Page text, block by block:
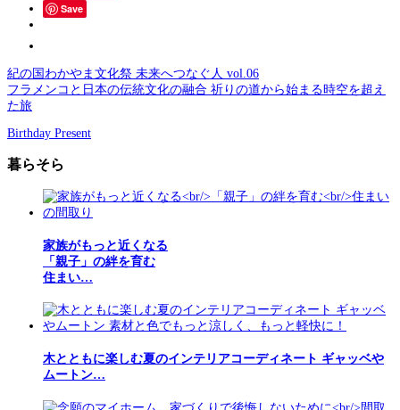
Save
紀の国わかやま文化祭 未来へつなぐ人 vol.06
フラメンコと日本の伝統文化の融合 祈りの道から始まる時空を超え
た旅
Birthday Present
暮らそら
家族がもっと近くなる
「親子」の絆を育む
住まい…
木とともに楽しむ夏のインテリアコーディネート ギャッベや
ムートン…